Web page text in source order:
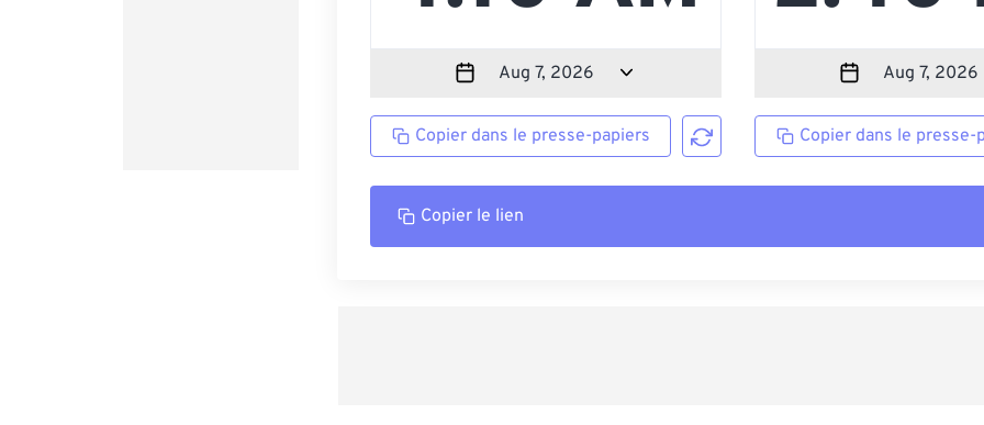
Copier dans le presse-papiers Copier dans le presse-
Copier le lien